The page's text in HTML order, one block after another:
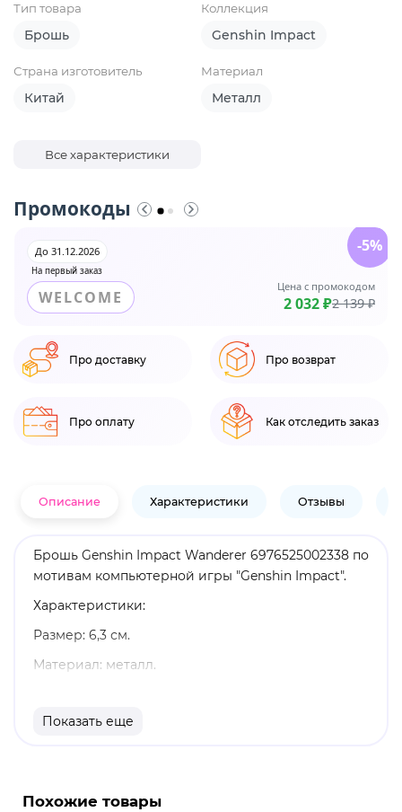
Тип товара
Брошь
Коллекция
Genshin Impact
Страна изготовитель
Китай
Материал
Металл
Все характеристики
Промокоды
На первый заказ
До 31.12.2026
WELCOME
Цена с промокодом
2 032 ₽2 139 ₽
-5%
Про доставку Про возврат
Про оплату Как отследить заказ
Описание Характеристики Отзывы
Брошь Genshin Impact Wanderer 6976525002338 по
мотивам компьютерной игры "Genshin Impact".
Характеристики:
Размер: 6,3 см.
Материал: металл.
продукт.
action-adventure с открытым миром и элементами
Показать еще
Похожие товары